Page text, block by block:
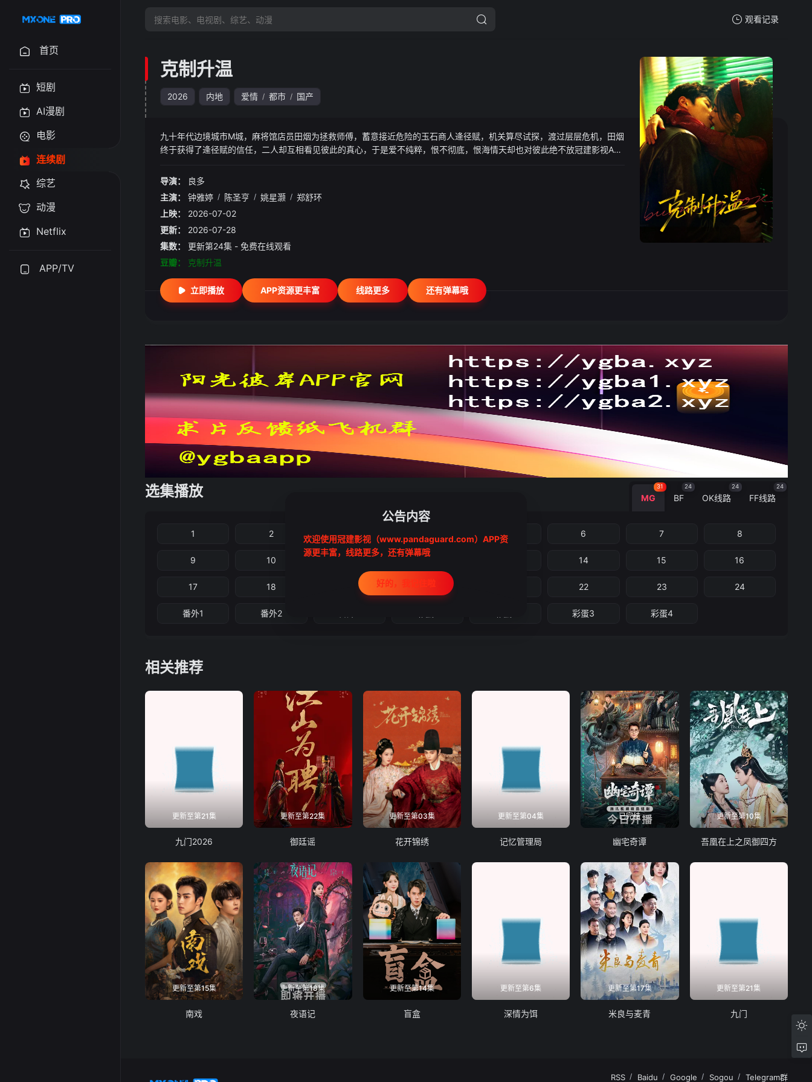
观看记录
暂无观看影片的记录
首页
短剧
AI漫剧
电影
连续剧
综艺
动漫
Netflix
APP/TV
克制升温
2026 内地 爱情 / 都市 / 国产
九十年代边境城市M城，麻将馆店员田烟为拯救师傅，蓄意接近危险的玉石商人逄径赋，机关算尽试探，渡过层层危机，田烟
终于获得了逄径赋的信任，二人却互相看见彼此的真心，于是爱不纯粹，恨不彻底，恨海情天却也对彼此绝不放冠建影视App
导演：
良多
主演：
钟雅婷 / 陈圣亨 / 姚星灏 / 郑舒环
上映：
2026-07-02
更新：
2026-07-28
集数：
更新第24集 - 免费在线观看
豆瓣：
克制升温
立即播放 APP资源更丰富 线路更多 还有弹幕哦
选集播放 MG
31
BF
24
OK线路
24
FF线路
24
1 2 3 5 6 7 8
9 10 11 12 14 15 16
17 18 22 23 24
番外1 番外2 彩蛋3 彩蛋4
相关推荐
更新至第21集
九门2026
更新至第22集
御廷谣
更新至第03集
花开锦绣
更新至第04集
记忆管理局
已完结
幽宅奇谭
更新至第10集
吾凰在上之凤御四方
更新至第15集
南戏
更新至第18集
夜语记
更新至第14集
盲盒
更新至第6集
深情为饵
更新至第17集
米良与麦青
更新至第21集
九门
RSS Baidu Google Sogou Telegram群
公告内容
欢迎使用冠建影视（www.pandaguard.com）APP资
源更丰富，线路更多，还有弹幕哦
好的，我记住啦